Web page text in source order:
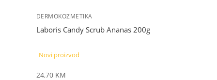
DERMOKOZMETIKA
Laboris Candy Scrub Ananas 200g
Novi proizvod
24,70 KM